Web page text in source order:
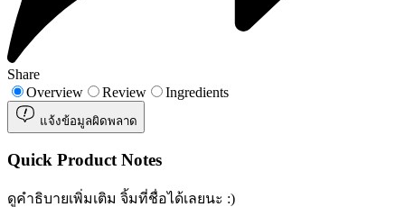
Share
Overview
Review Ingredients
แจ้งข้อมูลผิดพลาด
Quick Product Notes
ดูคำธิบายเพิ่มเติม จิ้มที่ชื่อได้เลยนะ :)